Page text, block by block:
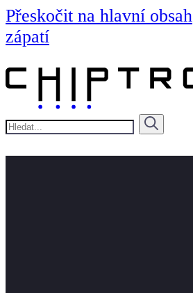
Přeskočit na hlavní obsah
zápatí
Hledat